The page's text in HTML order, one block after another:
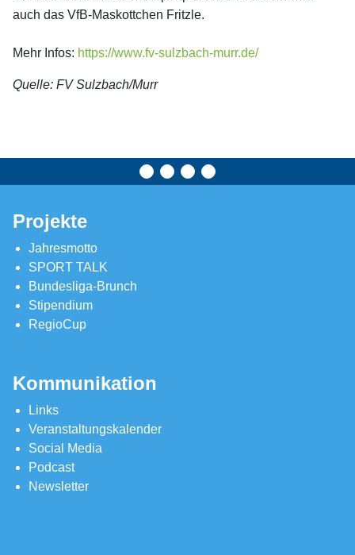
auch das VfB-Maskottchen Fritzle.
Mehr Infos: https://www.fv-sulzbach-murr.de/
Quelle: FV Sulzbach/Murr
Projekte
Jahresmotto
SPORT TALK
Bundesliga-Brunch
Stipendium
RegioCup
Kommunikation
Links
Veranstaltungskalender
Social Media
Podcast
Newsletter